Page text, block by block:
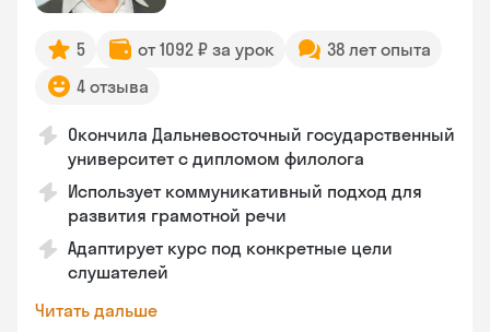
5 от 1092 ₽ за урок
38 лет опыта
4 отзыва
Окончила Дальневосточный государственный
университет с дипломом филолога
Использует коммуникативный подход для
развития грамотной речи
Адаптирует курс под конкретные цели
слушателей
Читать дальше